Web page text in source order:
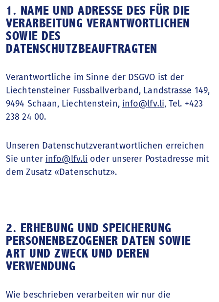
Das Finanzjahr
1. NAME UND ADRESSE DES FÜR DIE
VERARBEITUNG VERANTWORTLICHEN
SOWIE DES
DATENSCHUTZBEAUFTRAGTEN
Verantwortliche im Sinne der DSGVO ist der
Liechtensteiner Fussballverband, Landstrasse 149,
9494 Schaan, Liechtenstein, info@lfv.li, Tel. +423
238 24 00.
Unseren Datenschutzverantwortlichen erreichen
Sie unter info@lfv.li oder unserer Postadresse mit
dem Zusatz «Datenschutz».
2. ERHEBUNG UND SPEICHERUNG
PERSONENBEZOGENER DATEN SOWIE
ART UND ZWECK UND DEREN
VERWENDUNG
Wie beschrieben verarbeiten wir nur die